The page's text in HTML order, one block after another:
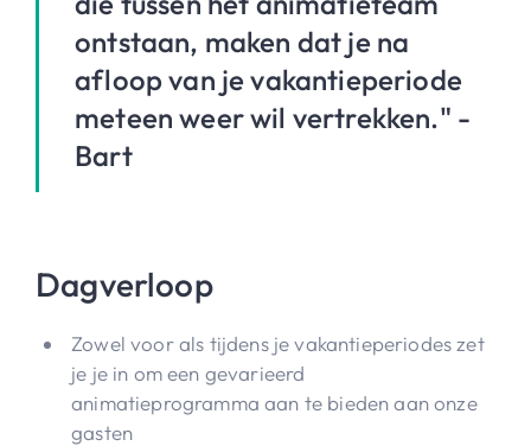
ontstaan, maken dat je na
afloop van je vakantieperiode
meteen weer wil vertrekken." -
Bart
Dagverloop
Zowel voor als tijdens je vakantieperiodes zet
je je in om een gevarieerd
animatieprogramma aan te bieden aan onze
gasten